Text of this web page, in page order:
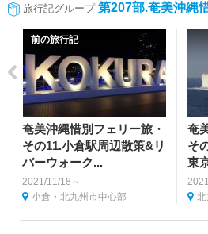
旅行記グループ 第207部.奄美沖縄
前の旅行記
奄美沖縄惜別フェリー旅・
その11.小倉駅周辺散策&リ
バーウォーク...
2021/11/18～
小倉・北九州市中心部
奄
そ
東
北